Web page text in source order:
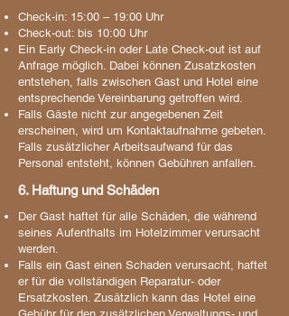
Check-in: 15:00 – 19:00 Uhr
Check-out: bis 10:00 Uhr
Ein Early Check-in oder Late Check-out ist auf
Anfrage möglich. Dabei können Zusatzkosten
entstehen, falls zwischen Gast und Hotel eine
entsprechende Vereinbarung getroffen wird.
Falls Gäste nicht zur angegebenen Zeit
erscheinen, wird um Kontaktaufnahme gebeten.
Falls zusätzlicher Arbeitsaufwand für das
Personal entsteht, können Gebühren anfallen.
6. Haftung und Schäden
Der Gast haftet für alle Schäden, die während
seines Aufenthalts im Hotelzimmer verursacht
werden.
Falls ein Gast einen Schaden verursacht, haftet
er für die vollständigen Reparatur- oder
Ersatzkosten. Zusätzlich kann das Hotel eine